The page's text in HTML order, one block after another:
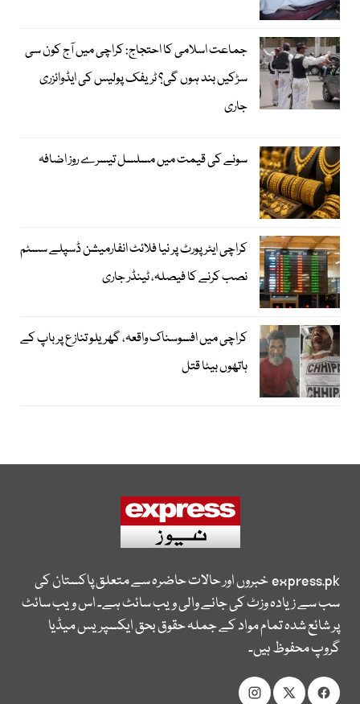
جماعت اسلامی کا احتجاج: کراچی میں آج کون سی
سڑکیں بند ہوں گی؟ ٹریفک پولیس کی ایڈوائزری
جاری
سونے کی قیمت میں مسلسل تیسرے روز اضافہ
کراچی ایئرپورٹ پر نیا فلائٹ انفارمیشن ڈسپلے سسٹم
نصب کرنے کا فیصلہ، ٹینڈر جاری
کراچی میں افسوسناک واقعہ، گھریلو تنازع پر باپ کے
ہاتھوں بیٹا قتل
express.pkخبروں اور حالات حاضرہ سے متعلق پاکستان کی
سب سے زیادہ وزٹ کی جانے والی ویب سائٹ ہے۔ اس ویب سائٹ
پر شائع شدہ تمام مواد کے جملہ حقوق بحق ایکسپریس میڈیا
گروپ محفوظ ہیں۔